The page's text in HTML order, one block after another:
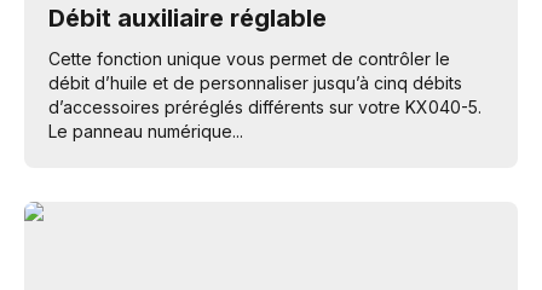
Débit auxiliaire réglable
Cette fonction unique vous permet de contrôler le
débit d’huile et de personnaliser jusqu’à cinq débits
d’accessoires préréglés différents sur votre KX040-5.
Le panneau numérique...